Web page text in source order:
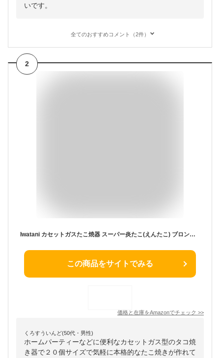
いです。
全てのおすすめコメント（2件）
2
Iwatani カセットガスたこ焼器 スーパー炎たこ(えんたこ) ブロンズ&ブラック CB-ETK-1
この商品をサイトでみる
価格と在庫をAmazonでチェック >>
くろすういんど(50代・男性)
ホームパーティーなどに便利なカセットガス型のタコ焼
き器で２０個サイズで気軽に本格的なたこ焼きが作れて